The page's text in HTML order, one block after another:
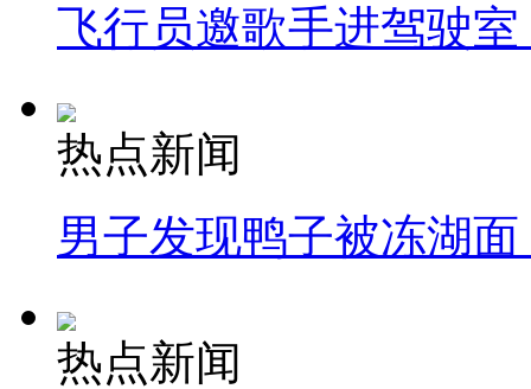
飞行员邀歌手进驾驶
热点新闻
男子发现鸭子被冻湖
热点新闻